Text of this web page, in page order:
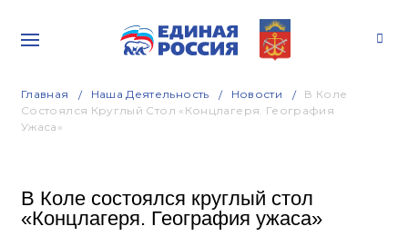
Главная Наша Деятельность Новости
В Коле
Состоялся Круглый Стол «Концлагеря. География
Ужаса»
В Коле состоялся круглый стол
«Концлагеря. География ужаса»